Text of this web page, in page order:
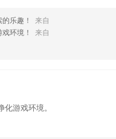
乐趣！
来自
环境！
来自
游戏环境。